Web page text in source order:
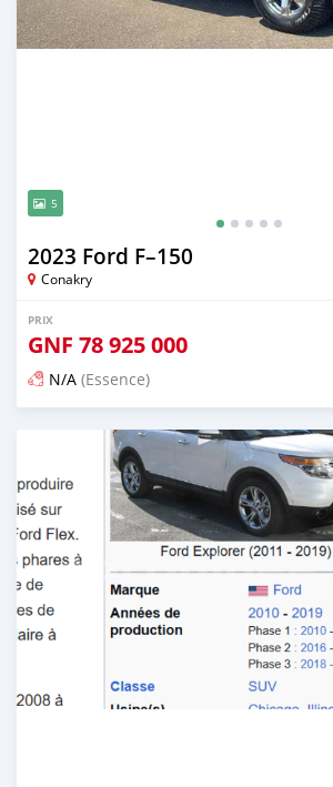
5
2023 Ford F–150
Conakry
PRIX
GNF 78 925 000
N/A (Essence)
Publié il y a 4 mois